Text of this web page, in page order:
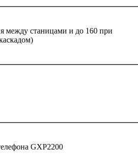
между станицами и до 160 при
GXP2200